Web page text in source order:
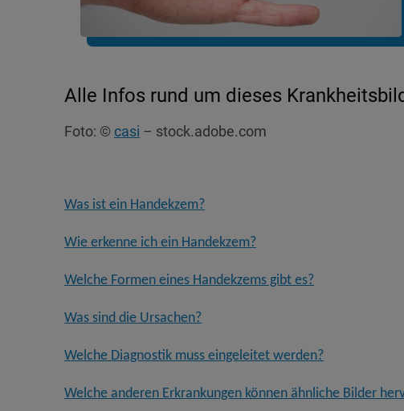
Alle Infos rund um dieses
Foto: © casi – stock.adobe.com
Was ist ein Handekzem?
Wie erkenne ich ein Handekzem?
Welche Formen eines Handekzems gibt es?
Was sind die Ursachen?
Welche Diagnostik muss eingeleitet werden?
Welche anderen Erkrankungen können ähnliche Bilder